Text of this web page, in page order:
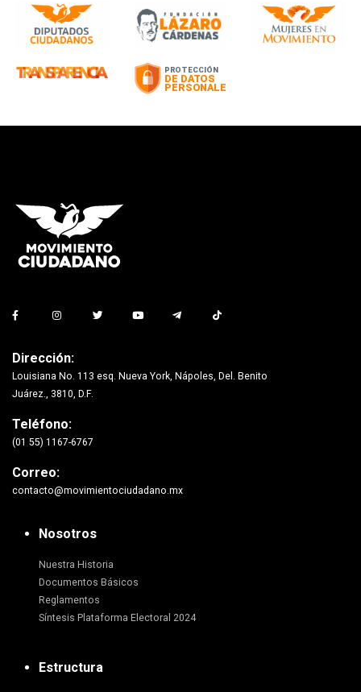
Dirección:
Louisiana No. 113 esq. Nueva York, Nápoles, Del. Benito
Juárez., 3810, D.F.
Teléfono:
(01 55) 1167-6767
Correo:
contacto@movimientociudadano.mx
Nosotros
Nuestra Historia
Documentos Básicos
Reglamentos
Síntesis Plataforma Electoral 2024
Estructura